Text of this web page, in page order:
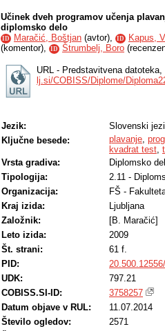
Učinek dveh programov učenja
diplomsko delo
ID Maračić, Boštjan (avtor), ID
Kapus,
(komentor), ID Štrumbelj, Boro (
URL - Predstavitvena
lj.si/COBISS/Diplome/
Jezik:
Slovenski
Ključne besede:
plavanje,
kvadrat test,
Vrsta gradiva:
Diplomsko
Tipologija:
2.11 -
Organizacija:
FŠ -
Kraj izida:
Ljubljana
Založnik:
[B. Maračić]
Leto izida:
2009
Št. strani:
61 f.
PID:
UDK:
797.21
COBISS.SI-ID:
3758257
Datum objave v RUL:
11.07.2014
Število ogledov:
2571